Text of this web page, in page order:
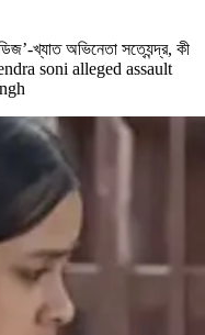
খ্যাত অভিনেতা সত্যেন্দ্র, কী
soni alleged assault